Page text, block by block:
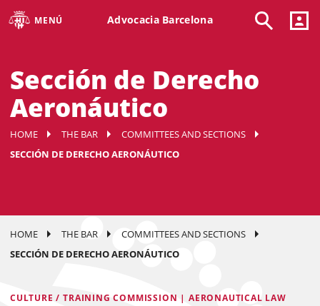
MENÚ Advocacia Barcelona
Sección de Derecho
Aeronáutico
HOME THE BAR
COMMITTEES AND SECTIONS
SECCIÓN DE DERECHO AERONÁUTICO
HOME THE BAR
COMMITTEES AND SECTIONS
SECCIÓN DE DERECHO AERONÁUTICO
CULTURE / TRAINING COMMISSION | AERONAUTICAL LAW